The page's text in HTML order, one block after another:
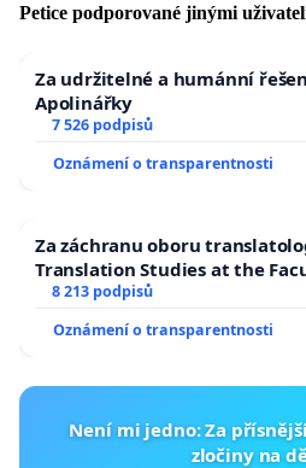
Petice podporované jinými
Za udržitelné a humánní
Apolinářky
7 526 podpisů
Oznámení o transparentnosti
Za záchranu oboru
Translation Studies at the
University
8 213 podpisů
Oznámení o transparentnosti
Není mi jedno: Za
zločiny na